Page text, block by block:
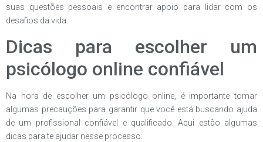
suas questões pessoais e encontrar apoio para lidar com os
desafios da vida.
Dicas para escolher um
psicólogo online confiável
Na hora de escolher um psicólogo online, é importante tomar
algumas precauções para garantir que você está buscando ajuda
de um profissional confiável e qualificado. Aqui estão algumas
dicas para te ajudar nesse processo: